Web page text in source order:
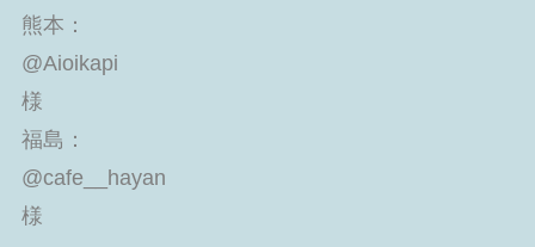
熊本：
@Aioikapi
様
福島：
@cafe__hayan
様